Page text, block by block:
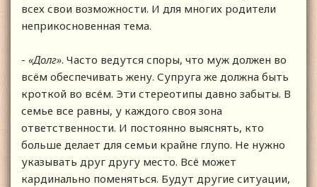
всех свои возможности. И для многих родители
неприкосновенная тема.
- «Долг». Часто ведутся споры, что муж должен во
всём обеспечивать жену. Супруга же должна быть
кроткой во всём. Эти стереотипы давно забыты. В
семье все равны, у каждого своя зона
ответственности. И постоянно выяснять, кто
больше делает для семьи крайне глупо. Не нужно
указывать друг другу место. Всё может
кардинально поменяться. Будут другие ситуации,